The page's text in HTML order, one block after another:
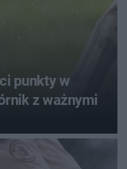
punkty w
z ważnymi